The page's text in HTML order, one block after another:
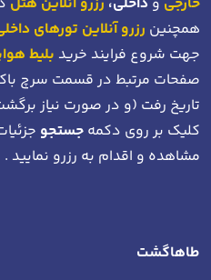
همچنین رزرو آنلاین تورهای
جهت شروع فرایند خرید بلیط
صفحات مرتبط در قسمت سرچ
تاریخ رفت (و در صورت نیاز
کلیک بر روی دکمه جستجو
مشاهده و اقدام به رزرو نمایید .
طاهاگشت